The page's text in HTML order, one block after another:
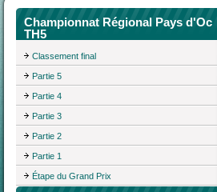
Championnat Régional Pays d'Oc
TH5
Classement final
Partie 5
Partie 4
Partie 3
Partie 2
Partie 1
Étape du Grand Prix